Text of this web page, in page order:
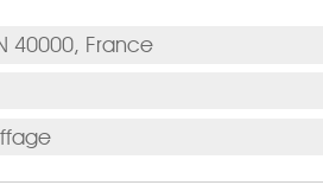
40000, France